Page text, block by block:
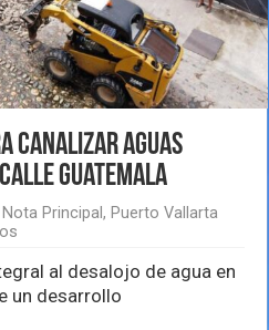
canalizar aguas
Guatemala
Nota Principal, Puerto Vallarta
trabajos
para
canalizar
al desalojo de agua en
un desarrollo